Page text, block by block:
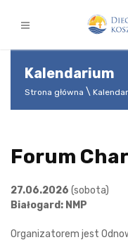
Kalendarium
Strona główna
Forum
27.06.2026 (sobota)
Białogard: NMP
Organizatorem jest